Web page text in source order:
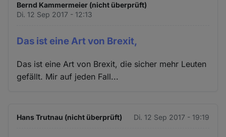
Bernd Kammermeier (nicht überprüft)
Di. 12 Sep 2017 - 12:13
Das ist eine Art von Brexit,
Das ist eine Art von Brexit, die sicher mehr Leuten
gefällt. Mir auf jeden Fall...
Hans Trutnau (nicht überprüft) Di. 12 Sep 2017 - 19:19